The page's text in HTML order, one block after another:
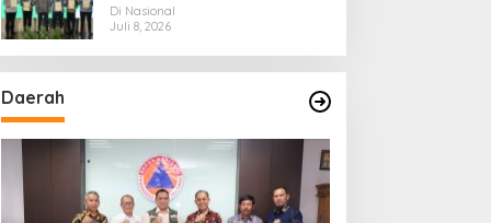
Perbatasan RI-Malaysia di
Segmen Sinapad-Sesai
Di Nasional
Juli 8, 2026
Daerah